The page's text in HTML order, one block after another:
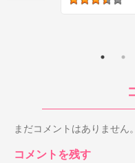
まだコメントはありません。
コメントを残す